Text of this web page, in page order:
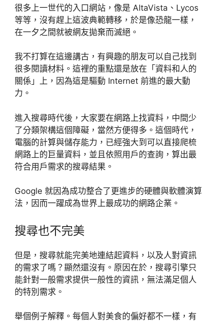
很多上一世代的入口網站，像是 AltaVista、Lycos
等等，沒有趕上這波典範轉移，於是像恐龍一樣，
在一夕之間就被網友拋棄而滅絕。
我不打算在這邊講古，有興趣的朋友可以自己找到
很多閱讀材料。這裡的重點還是放在「資料和人的
關係」上，因為這是驅動 Internet 前進的最大動
力。
進入搜尋時代後，大家要在網路上找資料，中間少
了分類架構這個障礙，當然方便得多。這個時代，
電腦的計算與儲存能力，已經強大到可以直接爬梳
網路上的巨量資料，並且依照用戶的查詢，算出最
符合用戶需求的搜尋結果。
Google 就因為成功整合了更進步的硬體與軟體演算
法，因而一躍成為世界上最成功的網路企業。
搜尋也不完美
但是，搜尋就能完美地連結起資料，以及人對資訊
的需求了嗎？顯然還沒有。原因在於，搜尋引擎只
能針對一般需求提供一般性的資訊，無法滿足個人
的特別需求。
舉個例子解釋。每個人對美食的偏好都不一樣，有